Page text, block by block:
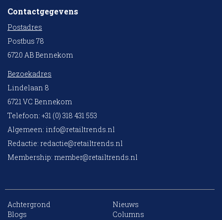
Contactgegevens
Postadres
Postbus 78
6720 AB Bennekom
Bezoekadres
Lindelaan 8
6721 VC Bennekom
Telefoon: +31 (0) 318 431 553
Algemeen: info@retailtrends.nl
Redactie: redactie@retailtrends.nl
Membership: member@retailtrends.nl
Achtergrond
Nieuws
Blogs
Columns
10 collega’s